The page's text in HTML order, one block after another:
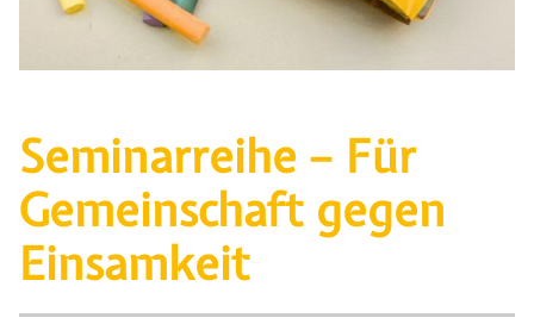
Seminarreihe – Für
Gemeinschaft gegen
Einsamkeit